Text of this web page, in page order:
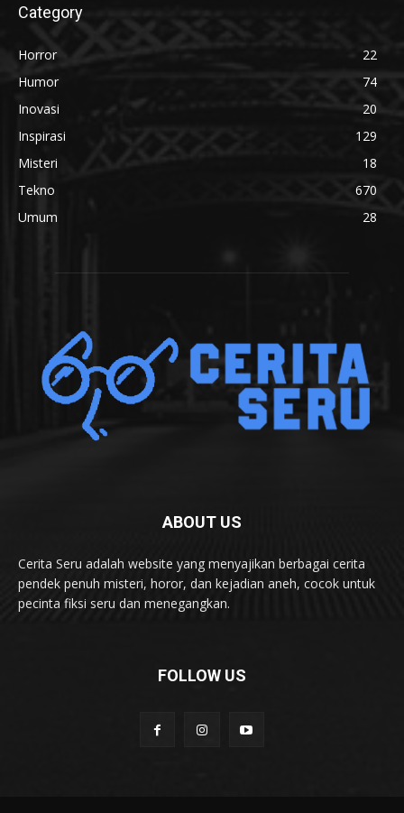
Category
Horror
22
Humor
74
Inovasi
20
Inspirasi
129
Misteri
18
Tekno
670
Umum
28
ABOUT US
Cerita Seru adalah website yang menyajikan berbagai cerita
pendek penuh misteri, horor, dan kejadian aneh, cocok untuk
pecinta fiksi seru dan menegangkan.
FOLLOW US